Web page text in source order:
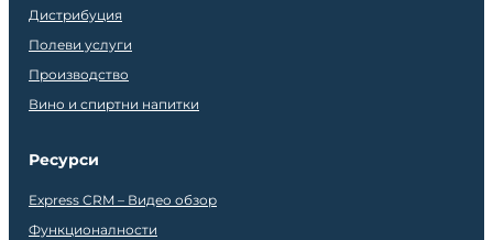
Дистрибуция
Полеви услуги
Производство
Вино и спиртни напитки
Ресурси
Express CRM – Видео обзор
Функционалности